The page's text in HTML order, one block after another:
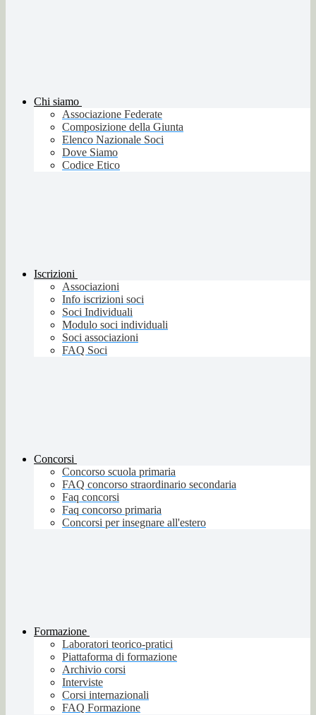
Chi siamo
Associazione Federate
Composizione della Giunta
Elenco Nazionale Soci
Dove Siamo
Codice Etico
Iscrizioni
Associazioni
Info iscrizioni soci
Soci Individuali
Modulo soci individuali
Soci associazioni
FAQ Soci
Concorsi
Concorso scuola primaria
FAQ concorso straordinario secondaria
Faq concorsi
Faq concorso primaria
Concorsi per insegnare all'estero
Formazione
Laboratori teorico-pratici
Piattaforma di formazione
Archivio corsi
Interviste
Corsi internazionali
FAQ Formazione